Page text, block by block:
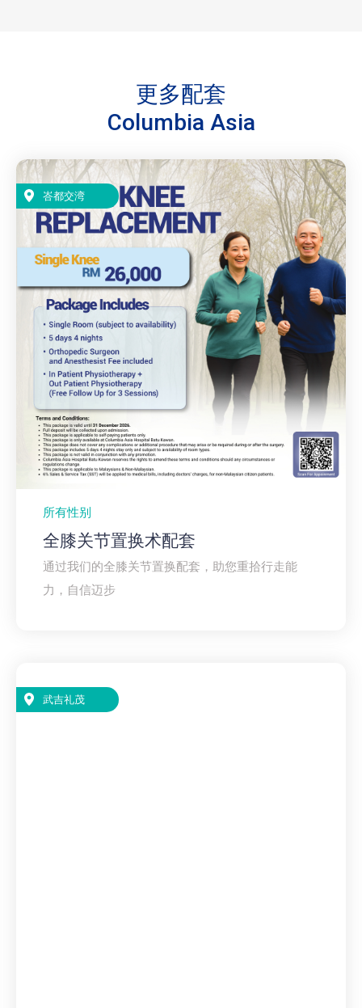
更多配套
Columbia Asia
峇都交湾
所有性别
全膝关节置换术配套
通过我们的全膝关节置换配套，助您重拾行走能
力，自信迈步
武吉礼茂